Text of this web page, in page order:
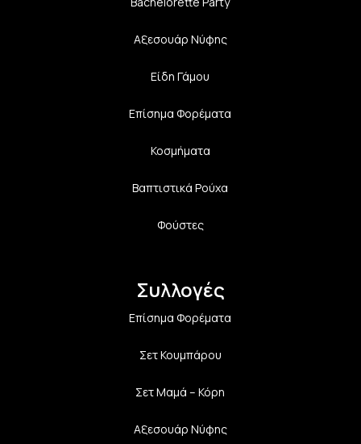
Αξεσουάρ Νύφης
Είδη Γάμου
Επίσημα Φορέματα
Κοσμήματα
Βαπτιστικά Ρούχα
Φούστες
Συλλογές
Επίσημα Φορέματα
Σετ Κουμπάρου
Σετ Μαμά – Κόρη
Αξεσουάρ Νύφης